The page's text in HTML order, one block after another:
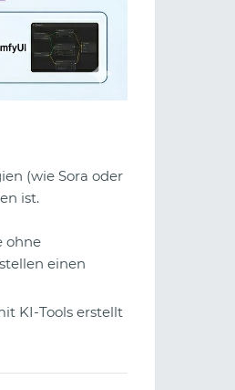
(wie Sora oder
ist.
ohne
einen
KI-Tools erstellt